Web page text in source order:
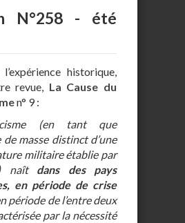
N°258 - été
historique,
revue, La Cause du
n° 9 :
(en tant que
masse distinct d’une
militaire établie par
naîtdans des pays
en période de crise
période de l’entre deux
par la nécessité